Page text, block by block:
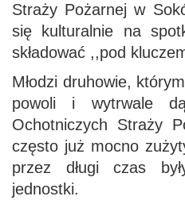
Straży Pożarnej w
się kulturalnie na
składować ,,pod
Młodzi druhowie,
powoli i wytrwale
Ochotniczych Straży
często już mocno
przez długi czas
jednostki.